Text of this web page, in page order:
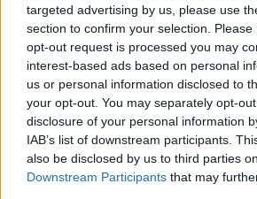
targeted advertising by us, please use
section to confirm your selection.
opt-out request is processed you may
interest-based ads based on personal
us or personal information disclosed to
your opt-out. You may separately opt-
disclosure of your personal information
IAB’s list of downstream participants.
also be disclosed by us to third parties
Downstream Participants that may
Cholestérol
Deroxat (366)
Dépression - antidépresseurs IRS
Citalopram (358)
Dépression - antidépresseurs IRS
Metformine (357)
Diabètes - médicaments oraux
Pyostacine (311)